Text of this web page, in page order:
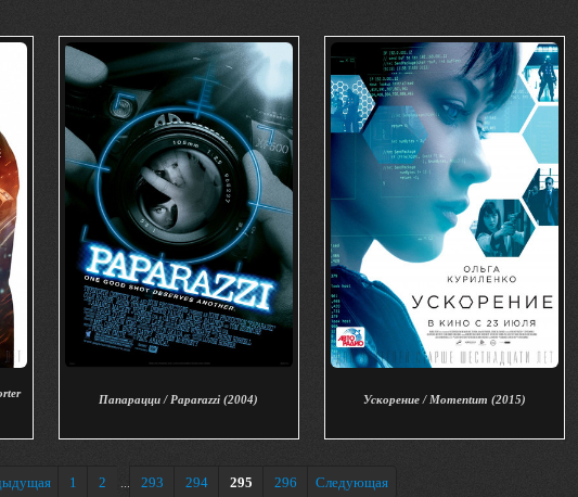
Папарацци / Paparazzi (2004) Ускорение / Momentum (2015)
1 2 ... 293 294 295 296 Следующая